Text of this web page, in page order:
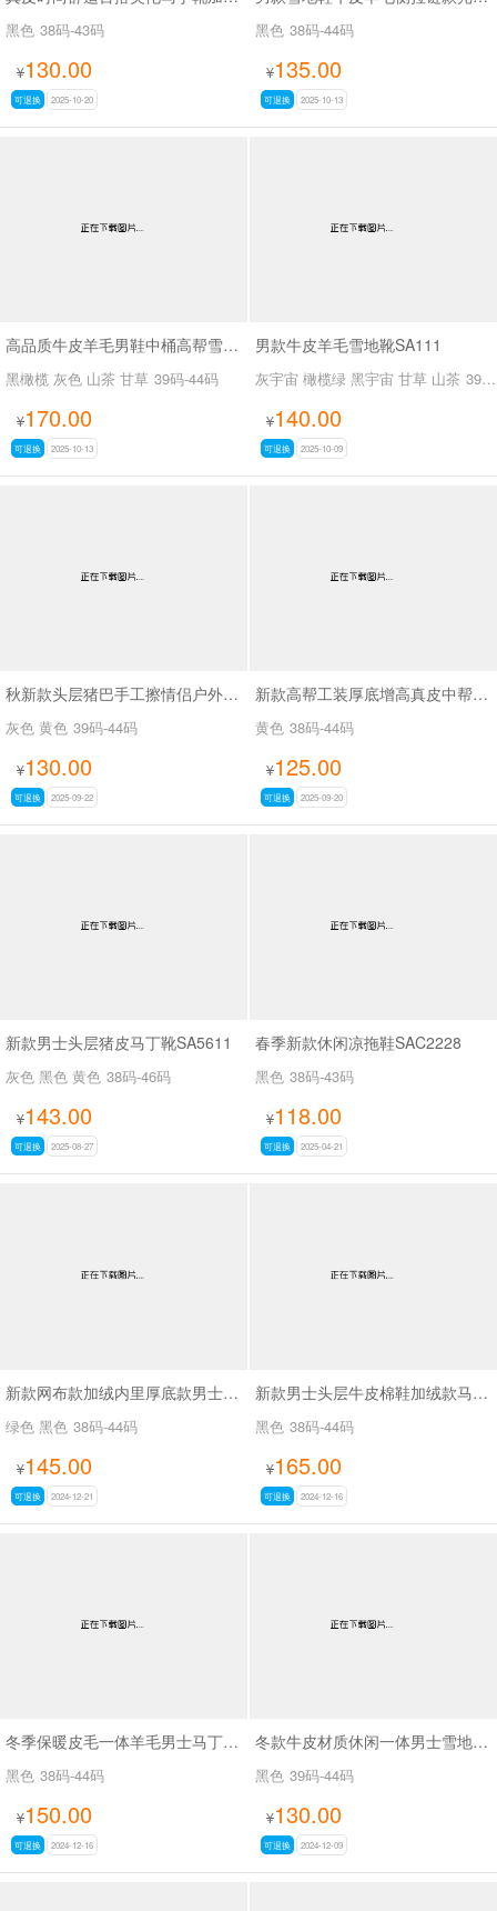
黑色 38码-43码
¥130.00
可退换 2025-10-20
黑色 38码-44码
¥135.00
可退换 2025-10-13
高品质牛皮羊毛男鞋中桶高帮雪地靴SA111
黑橄榄 灰色 山茶 甘草 39码-44码
¥170.00
可退换 2025-10-13
男款牛皮羊毛雪地靴SA111
灰宇宙 橄榄绿 黑宇宙 甘草 山茶 39码-44码
¥140.00
可退换 2025-10-09
秋新款头层猪巴手工擦情侣户外大黄靴SA111
灰色 黄色 39码-44码
¥130.00
可退换 2025-09-22
新款高帮工装厚底增高真皮中帮户外靴真皮情侣款马丁靴SA111
黄色 38码-44码
¥125.00
可退换 2025-09-20
新款男士头层猪皮马丁靴SA5611
灰色 黑色 黄色 38码-46码
¥143.00
可退换 2025-08-27
春季新款休闲凉拖鞋SAC2228
黑色 38码-43码
¥118.00
可退换 2025-04-21
新款网布款加绒内里厚底款男士棉靴SA8666
绿色 黑色 38码-44码
¥145.00
可退换 2024-12-21
新款男士头层牛皮棉鞋加绒款马丁靴SA77023
黑色 38码-44码
¥165.00
可退换 2024-12-16
冬季保暖皮毛一体羊毛男士马丁靴SA2205
黑色 38码-44码
¥150.00
可退换 2024-12-16
冬款牛皮材质休闲一体男士雪地靴SA77-9
黑色 39码-44码
¥130.00
可退换 2024-12-09